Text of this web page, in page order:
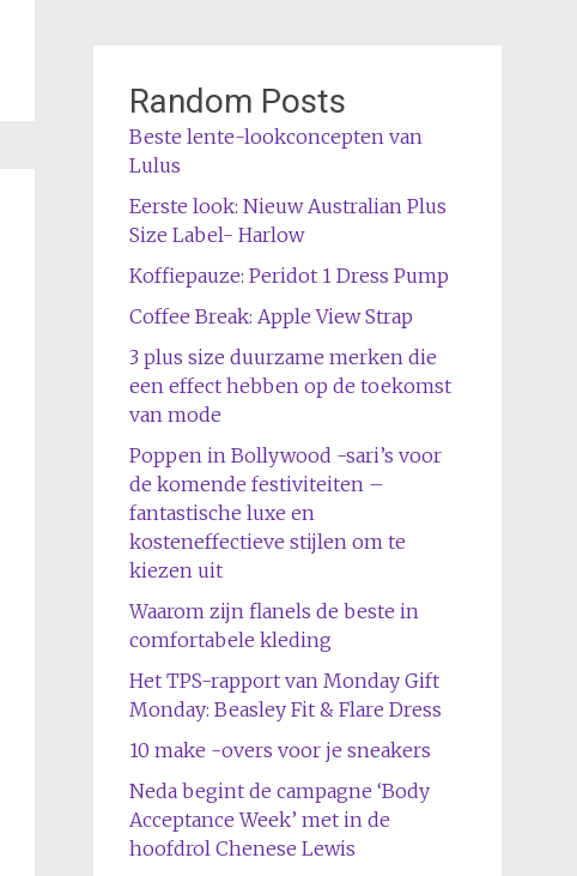
Random Posts
Beste lente-lookconcepten van
Lulus
Eerste look: Nieuw Australian Plus
Size Label- Harlow
Koffiepauze: Peridot 1 Dress Pump
Coffee Break: Apple View Strap
3 plus size duurzame merken die
een effect hebben op de toekomst
van mode
Poppen in Bollywood -sari’s voor
de komende festiviteiten –
fantastische luxe en
kosteneffectieve stijlen om te
kiezen uit
Waarom zijn flanels de beste in
comfortabele kleding
Het TPS-rapport van Monday Gift
Monday: Beasley Fit & Flare Dress
10 make -overs voor je sneakers
Neda begint de campagne ‘Body
Acceptance Week’ met in de
hoofdrol Chenese Lewis